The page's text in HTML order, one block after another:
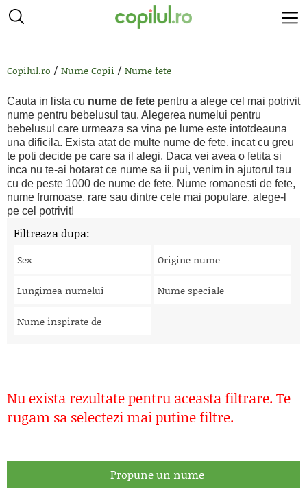
Copilul.ro / Nume Copii / Nume fete
Cauta in lista cu nume de fete pentru a alege cel mai potrivit
nume pentru bebelusul tau. Alegerea numelui pentru
bebelusul care urmeaza sa vina pe lume este intotdeauna
una dificila. Exista atat de multe nume de fete, incat cu greu
te poti decide pe care sa il alegi. Daca vei avea o fetita si
inca nu te-ai hotarat ce nume sa ii pui, venim in ajutorul tau
cu de peste 1000 de nume de fete. Nume romanesti de fete,
nume frumoase, rare sau dintre cele mai populare, alege-l
pe cel potrivit!
Filtreaza dupa:
Sex Origine nume
Lungimea numelui Nume speciale
Nume inspirate de
Nu exista rezultate pentru aceasta filtrare. Te
rugam sa selectezi mai putine filtre.
Propune un nume